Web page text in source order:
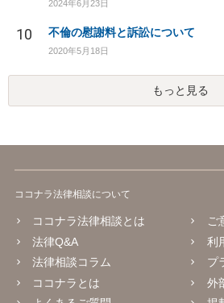
2024年6月23日
10 不倫の慰謝料と訴訟について
2020年5月18日
もっと見る
ココナラ法律相談について
ココナラ法律相談とは
法律Q&A
法律相談コラム
ココナラとは
ご
利
プ
外